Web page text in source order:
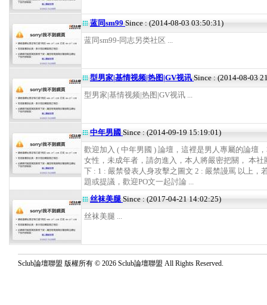
蓝同sm99 Since : (2014-08-03 03:50:31)
蓝同sm99-同志另类社区 ...
型男家|基情视频|热图|GV视讯Since : (2014-08-03
型男家|基情视频|热图|GV视讯 ...
中年男國 Since : (2014-09-19 15:19:01)
歡迎加入 ( 中年男國 ) 論壇，這裡是男人專屬的論壇
女性，未成年者，請勿進入，本人將嚴密把關， 本社
下 : 1 : 嚴禁發表人身攻擊之圖文 2 : 嚴禁謾罵 以上，
題或提議，歡迎PO文一起討論 ...
丝袜美腿Since : (2017-04-21 14:02:25)
丝袜美腿 ...
Sclub論壇聯盟 版權所有 © 2026 Sclub論壇聯盟 All Rights Reserved.